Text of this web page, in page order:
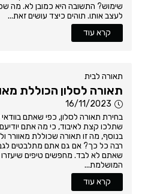
שימוש? התשובה היא כמובן לא. מה
לעצב אותו. תוהים כיצד עושים זאת...
קרא עוד
תאורה לבית
תאורה לסלון הכוללת
16/11/2023
בחירת תאורה לסלון, כפי שאתם בוודאי
שתלכו קצת לאיבוד, כי מה אתם
בנוסף, מה זו תאורה שכוללת מאוורר
רבה כל כך? אם גם אתם מתלבטים
שאתם לא לבד. מחפשים טיפים
המושלמת...
קרא עוד